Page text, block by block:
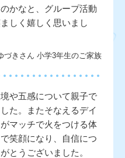
かなと、グループ活動
しく嬉しく思いまし
づきさん 小学3年生のご家族
や五感について親子で
た。またそなえるデイ
マッチで火をつける体
笑顔になり、自信につ
とうございました。